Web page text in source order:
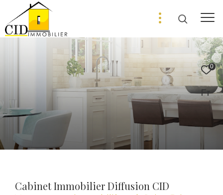
0
Fr
Cabinet Immobilier Diffusion CID